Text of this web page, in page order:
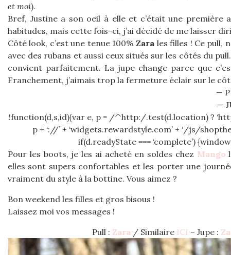
et moi).
Bref, Justine a son oeil à elle et c’était une première
habitudes, mais cette fois-ci, j’ai décidé de me laisser
Côté look, c’est une tenue 100%Zara les filles ! Ce pull,
avec des rubans et aussi ceux situés sur les côtés du
convient parfaitement. La jupe change parce que
Franchement, j’aimais trop la fermeture éclair sur le
—
—
!function(d,s,id){var e, p = /^http:/.test(d.location) ?
p + ‘://’ + ‘widgets.rewardstyle.com’ + ‘/js/
if(d.readyState === ‘complete’)
Pour les boots, je les ai acheté en soldes chez Mango
elles sont supers confortables et les porter une
vraiment du style à la bottine. Vous aimez ?
Bon weekend les filles et gros bisous !
Laissez moi vos messages !
Pull : Zara / Similaire ICI – Jupe :